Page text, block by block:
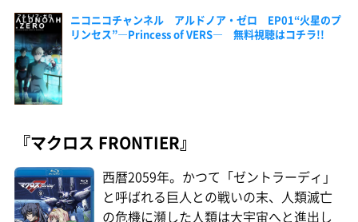
ニコニコチャンネル アルドノア・ゼロ EP01“火星のプ
リンセス”―Princess of VERS― 無料視聴はコチラ!!
『マクロス FRONTIER』
西暦2059年。かつて「ゼントラーディ」
と呼ばれる巨人との戦いの末、人類滅亡
の危機に瀕した人類は大宇宙へと進出し